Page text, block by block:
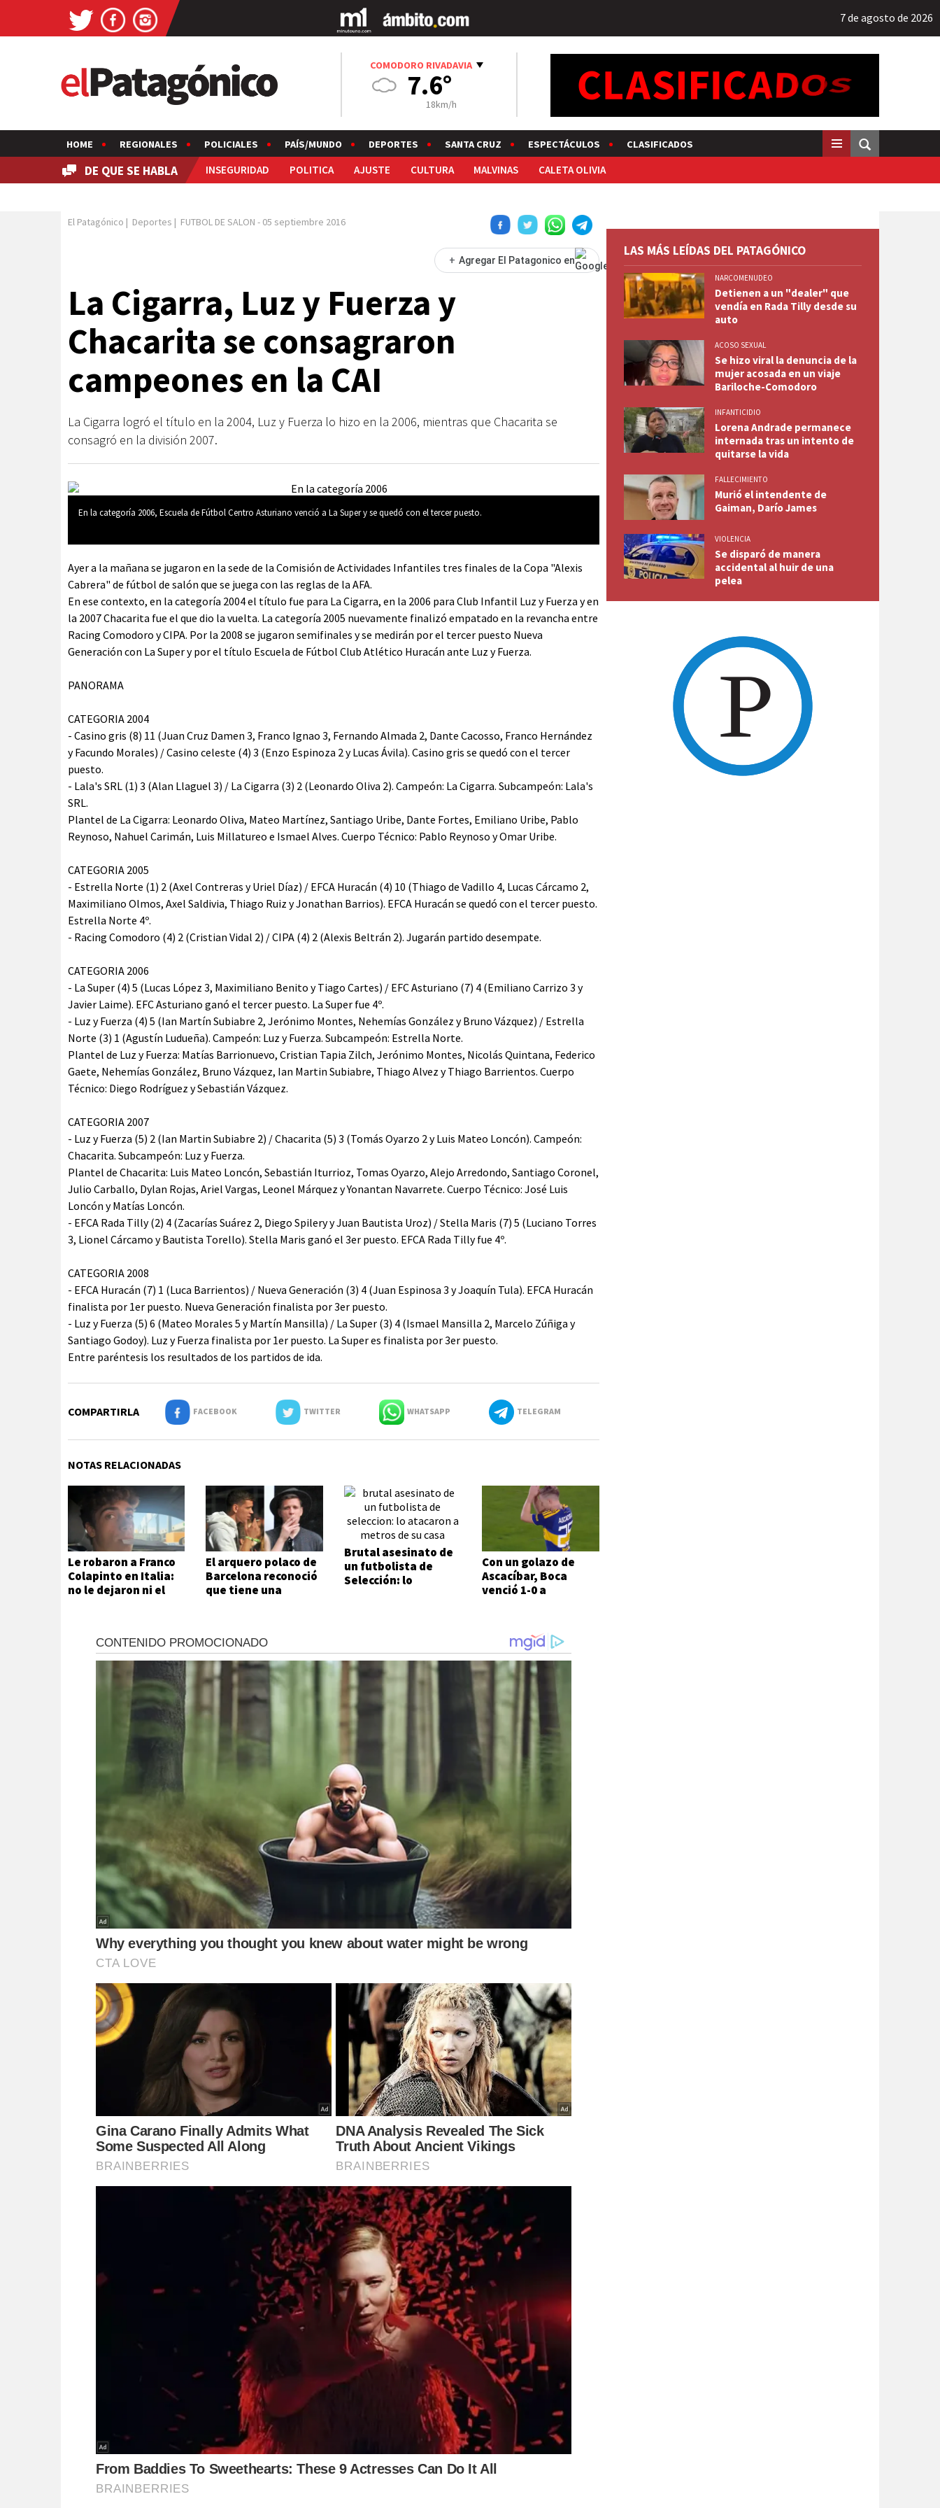
7 de agosto de 2026
COMODORO RIVADAVIA
7.6°
18km/h
HOME REGIONALES POLICIALES PAÍS/MUNDO DEPORTES SANTA CRUZ ESPECTÁCULOS CLASIFICADOS
DE QUE SE HABLA INSEGURIDAD POLITICA AJUSTE CULTURA MALVINAS CALETA OLIVIA
El Patagónico | Deportes | FUTBOL DE SALON - 05 septiembre 2016
+ Agregar El Patagonico en
La Cigarra, Luz y Fuerza y
Chacarita se consagraron
campeones en la CAI
La Cigarra logró el título en la 2004, Luz y Fuerza lo hizo en la 2006, mientras que Chacarita se
consagró en la división 2007.
En la categoría 2006, Escuela de Fútbol Centro Asturiano venció a La Super y se quedó con el tercer puesto.
Ayer a la mañana se jugaron en la sede de la Comisión de Actividades Infantiles tres finales de la Copa "Alexis
Cabrera" de fútbol de salón que se juega con las reglas de la AFA.
En ese contexto, en la categoría 2004 el título fue para La Cigarra, en la 2006 para Club Infantil Luz y Fuerza y en
la 2007 Chacarita fue el que dio la vuelta. La categoría 2005 nuevamente finalizó empatado en la revancha entre
Racing Comodoro y CIPA. Por la 2008 se jugaron semifinales y se medirán por el tercer puesto Nueva
Generación con La Super y por el título Escuela de Fútbol Club Atlético Huracán ante Luz y Fuerza.
PANORAMA
CATEGORIA 2004
- Casino gris (8) 11 (Juan Cruz Damen 3, Franco Ignao 3, Fernando Almada 2, Dante Cacosso, Franco Hernández
y Facundo Morales) / Casino celeste (4) 3 (Enzo Espinoza 2 y Lucas Ávila). Casino gris se quedó con el tercer
puesto.
- Lala's SRL (1) 3 (Alan Llaguel 3) / La Cigarra (3) 2 (Leonardo Oliva 2). Campeón: La Cigarra. Subcampeón: Lala's
SRL.
Plantel de La Cigarra: Leonardo Oliva, Mateo Martínez, Santiago Uribe, Dante Fortes, Emiliano Uribe, Pablo
Reynoso, Nahuel Carimán, Luis Millatureo e Ismael Alves. Cuerpo Técnico: Pablo Reynoso y Omar Uribe.
CATEGORIA 2005
- Estrella Norte (1) 2 (Axel Contreras y Uriel Díaz) / EFCA Huracán (4) 10 (Thiago de Vadillo 4, Lucas Cárcamo 2,
Maximiliano Olmos, Axel Saldivia, Thiago Ruiz y Jonathan Barrios). EFCA Huracán se quedó con el tercer puesto.
Estrella Norte 4º.
- Racing Comodoro (4) 2 (Cristian Vidal 2) / CIPA (4) 2 (Alexis Beltrán 2). Jugarán partido desempate.
CATEGORIA 2006
- La Super (4) 5 (Lucas López 3, Maximiliano Benito y Tiago Cartes) / EFC Asturiano (7) 4 (Emiliano Carrizo 3 y
Javier Laime). EFC Asturiano ganó el tercer puesto. La Super fue 4º.
- Luz y Fuerza (4) 5 (Ian Martín Subiabre 2, Jerónimo Montes, Nehemías González y Bruno Vázquez) / Estrella
Norte (3) 1 (Agustín Ludueña). Campeón: Luz y Fuerza. Subcampeón: Estrella Norte.
Plantel de Luz y Fuerza: Matías Barrionuevo, Cristian Tapia Zilch, Jerónimo Montes, Nicolás Quintana, Federico
Gaete, Nehemías González, Bruno Vázquez, Ian Martin Subiabre, Thiago Alvez y Thiago Barrientos. Cuerpo
Técnico: Diego Rodríguez y Sebastián Vázquez.
CATEGORIA 2007
- Luz y Fuerza (5) 2 (Ian Martin Subiabre 2) / Chacarita (5) 3 (Tomás Oyarzo 2 y Luis Mateo Loncón). Campeón:
Chacarita. Subcampeón: Luz y Fuerza.
Plantel de Chacarita: Luis Mateo Loncón, Sebastián Iturrioz, Tomas Oyarzo, Alejo Arredondo, Santiago Coronel,
Julio Carballo, Dylan Rojas, Ariel Vargas, Leonel Márquez y Yonantan Navarrete. Cuerpo Técnico: José Luis
Loncón y Matías Loncón.
- EFCA Rada Tilly (2) 4 (Zacarías Suárez 2, Diego Spilery y Juan Bautista Uroz) / Stella Maris (7) 5 (Luciano Torres
3, Lionel Cárcamo y Bautista Torello). Stella Maris ganó el 3er puesto. EFCA Rada Tilly fue 4º.
CATEGORIA 2008
- EFCA Huracán (7) 1 (Luca Barrientos) / Nueva Generación (3) 4 (Juan Espinosa 3 y Joaquín Tula). EFCA Huracán
finalista por 1er puesto. Nueva Generación finalista por 3er puesto.
- Luz y Fuerza (5) 6 (Mateo Morales 5 y Martín Mansilla) / La Super (3) 4 (Ismael Mansilla 2, Marcelo Zúñiga y
Santiago Godoy). Luz y Fuerza finalista por 1er puesto. La Super es finalista por 3er puesto.
Entre paréntesis los resultados de los partidos de ida.
COMPARTIRLA FACEBOOK TWITTER WHATSAPP TELEGRAM
NOTAS RELACIONADAS
Le robaron a Franco
Colapinto en Italia:
no le dejaron ni el
El arquero polaco de
Barcelona reconoció
que tiene una
Brutal asesinato de
un futbolista de
Selección: lo
Con un golazo de
Ascacíbar, Boca
venció 1-0 a
LAS MÁS LEÍDAS DEL PATAGÓNICO
NARCOMENUDEO
Detienen a un "dealer" que
vendía en Rada Tilly desde su
auto
ACOSO SEXUAL
Se hizo viral la denuncia de la
mujer acosada en un viaje
Bariloche-Comodoro
INFANTICIDIO
Lorena Andrade permanece
internada tras un intento de
quitarse la vida
FALLECIMIENTO
Murió el intendente de
Gaiman, Darío James
VIOLENCIA
Se disparó de manera
accidental al huir de una
pelea